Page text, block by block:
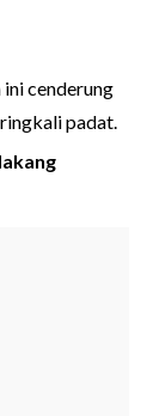
cenderung
padat.